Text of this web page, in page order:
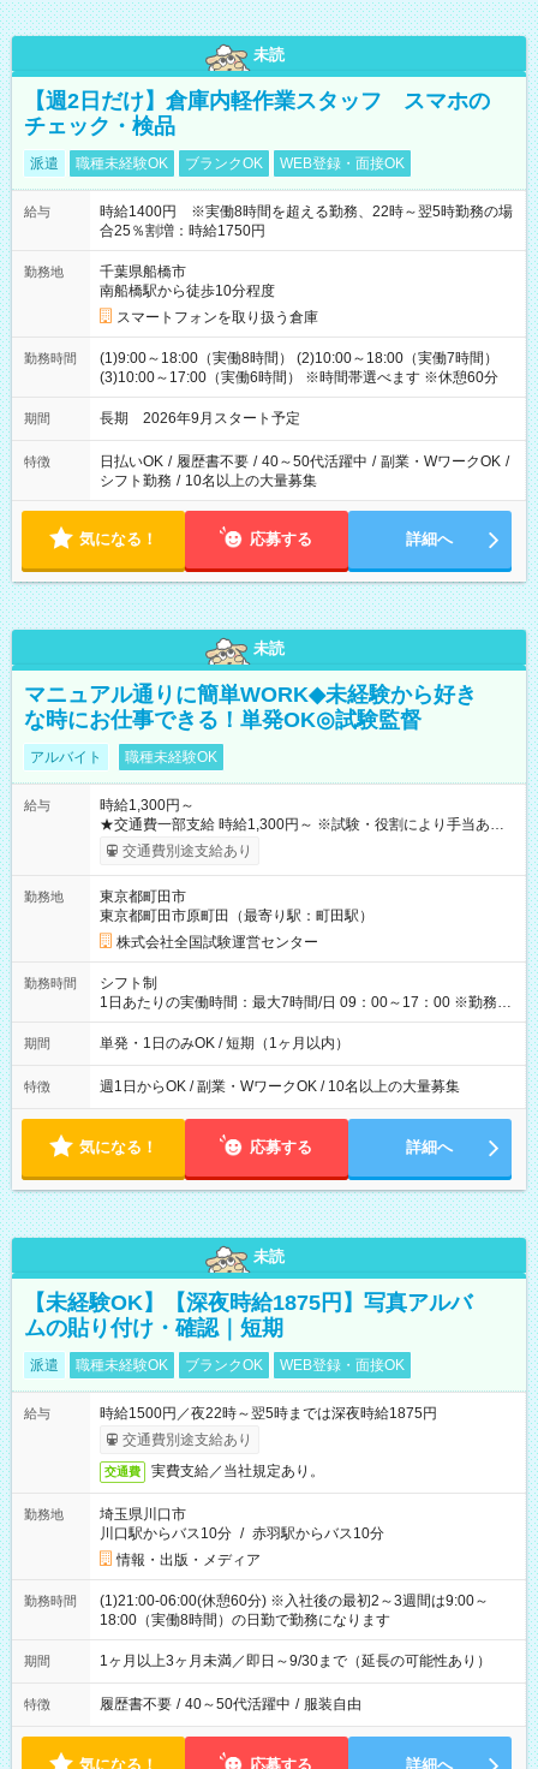
未読
【週2日だけ】倉庫内軽作業スタッフ スマホの
チェック・検品
派遣 職種未経験OK ブランクOK WEB登録・面接OK
給与
時給1400円 ※実働8時間を超える勤務、22時～翌5時勤務の場
合25％割増：時給1750円
勤務地
千葉県船橋市
南船橋駅から徒歩10分程度
スマートフォンを取り扱う倉庫
勤務時間
(1)9:00～18:00（実働8時間） (2)10:00～18:00（実働7時間）
(3)10:00～17:00（実働6時間） ※時間帯選べます ※休憩60分
期間 長期 2026年9月スタート予定
特徴 日払いOK / 履歴書不要 / 40～50代活躍中 / 副業・WワークOK /
シフト勤務 / 10名以上の大量募集
気になる！ 応募する 詳細へ
未読
マニュアル通りに簡単WORK◆未経験から好き
な時にお仕事できる！単発OK◎試験監督
アルバイト 職種未経験OK
給与
時給1,300円～
★交通費一部支給 時給1,300円～ ※試験・役割により手当あり
※勤務回数により昇給あり 【即給（前払い）オプションあ
り！】 希望される場合、勤務から1週間ほどで給与の一部を受け
例】 ・河合塾模擬試験 8:30～17:30（休憩1時間） 時給1,300円
×8時間＝日収10,400円＋交通費 ※当日の役割により時給＋100
円の場合あり ・国家試験 7:00～13:30（休憩なし） 時給1,300
円（役割手当＋100円）×6時間＝日収8,400円＋交通費 【試用期
間】試用期間なし
交通費別途支給あり
勤務地
東京都町田市
東京都町田市原町田（最寄り駅：町田駅）
株式会社全国試験運営センター
勤務時間
シフト制
1日あたりの実働時間：最大7時間/日 09：00～17：00 ※勤務時
間は 試験により異なります。
期間 単発・1日のみOK / 短期（1ヶ月以内）
特徴 週1日からOK / 副業・WワークOK / 10名以上の大量募集
気になる！ 応募する 詳細へ
未読
【未経験OK】【深夜時給1875円】写真アルバ
ムの貼り付け・確認｜短期
派遣 職種未経験OK ブランクOK WEB登録・面接OK
給与
時給1500円／夜22時～翌5時までは深夜時給1875円
交通費別途支給あり
交通費 実費支給／当社規定あり。
勤務地
埼玉県川口市
川口駅からバス10分 / 赤羽駅からバス10分
情報・出版・メディア
勤務時間
(1)21:00-06:00(休憩60分) ※入社後の最初2～3週間は9:00～
18:00（実働8時間）の日勤で勤務になります
期間 1ヶ月以上3ヶ月未満／即日～9/30まで（延長の可能性あり）
特徴 履歴書不要 / 40～50代活躍中 / 服装自由
気になる！ 応募する 詳細へ